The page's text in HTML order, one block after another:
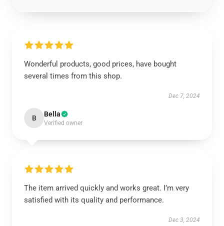
Wonderful products, good prices, have bought
several times from this shop.
Dec 7, 2024
B Bella
Verified owner
The item arrived quickly and works great. I’m very
satisfied with its quality and performance.
Dec 3, 2024